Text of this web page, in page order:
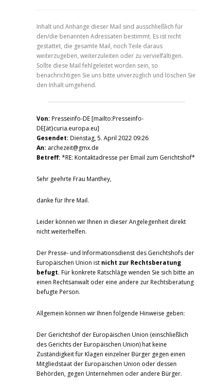
Inhalt und Anhänge dieser Mail sind ausschließlich für
den/die benannten Adressaten bestimmt. Es ist nicht
gestattet, die gesamte Mail, noch Teile daraus
weiterzugeben, weiterzuleiten oder zu vervielfältigen.
Sollte diese Mail fehlgeleitet worden sein, so
benachrichtigen Sie uns bitte unverzüglich und löschen Sie
den Inhalt umgehend.
Von: Presseinfo-DE [mailto:Presseinfo-
DE[ät}curia.europa.eu]
Gesendet: Dienstag, 5. April 2022 09:26
An: archezeit@gmx.de
Betreff: *RE: Kontaktadresse per Email zum Gerichtshof*
Sehr geehrte Frau Manthey,
danke für Ihre Mail.
Leider können wir Ihnen in dieser Angelegenheit direkt
nicht weiterhelfen.
Der Presse- und Informationsdienst des Gerichtshofs der
Europäischen Union ist nicht zur Rechtsberatung
befugt. Für konkrete Ratschläge wenden Sie sich bitte an
einen Rechtsanwalt oder eine andere zur Rechtsberatung
befugte Person.
Allgemein können wir Ihnen folgende Hinweise geben:
Der Gerichtshof der Europäischen Union (einschließlich
des Gerichts der Europäischen Union) hat keine
Zuständigkeit für Klagen einzelner Bürger gegen einen
Mitgliedstaat der Europäischen Union oder dessen
Behörden, gegen Unternehmen oder andere Bürger.